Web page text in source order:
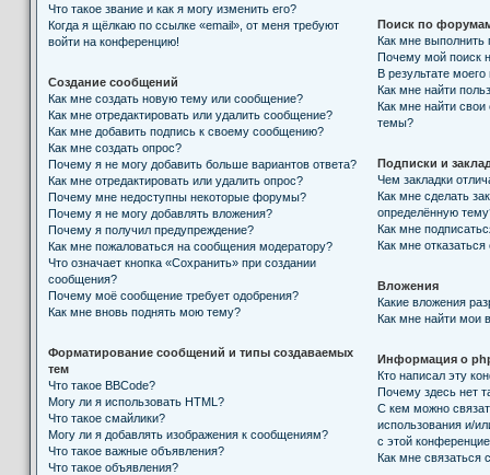
Что такое звание и как я могу изменить его?
Когда я щёлкаю по ссылке «email», от меня требуют
войти на конференцию!
Создание сообщений
Как мне создать новую тему или сообщение?
Как мне отредактировать или удалить сообщение?
Как мне добавить подпись к своему сообщению?
Как мне создать опрос?
Почему я не могу добавить больше вариантов ответа?
Как мне отредактировать или удалить опрос?
Почему мне недоступны некоторые форумы?
Почему я не могу добавлять вложения?
Почему я получил предупреждение?
Как мне пожаловаться на сообщения модератору?
Что означает кнопка «Сохранить» при создании
сообщения?
Почему моё сообщение требует одобрения?
Как мне вновь поднять мою тему?
Форматирование сообщений и типы создаваемых
тем
Что такое BBCode?
Могу ли я использовать HTML?
Что такое смайлики?
Могу ли я добавлять изображения к сообщениям?
Что такое важные объявления?
Что такое объявления?
Поиск по
Как мне
Почему мой поиск
В результате
Как мне найти
Как мне найти
темы?
Подписки и
Чем закладки
Как мне сделать
определённую
Как мне
Как мне отказаться
Вложения
Какие вложения
Как мне найти мои
Информация о
Кто написал эту
Почему здесь нет
С кем можно
использования и/
с этой
Как мне связаться